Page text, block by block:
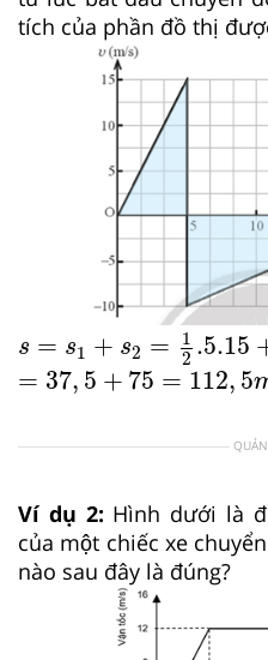
tích của phần đồ thị
s = s1 + s2 =
1
2 .5.15
s 2.5.15+1
= 37, 5 + 75 = 112, 5
=37,5+ 75=112,5m
Ví dụ 2: Hình dưới là
của một chiếc xe
nào sau đây là đúng?